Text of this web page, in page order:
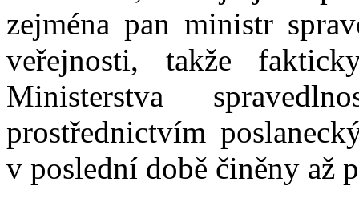
zejména pan ministr
veřejnosti, takže
Ministerstva
prostřednictvím
v poslední době činěny až